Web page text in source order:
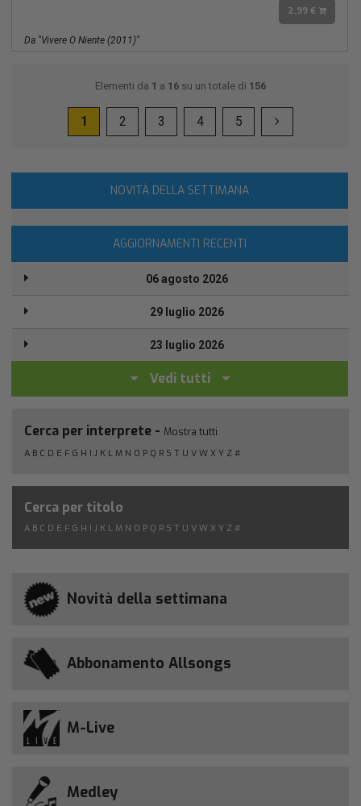
2,99 €
Da "vivere O Niente (2011)"
Elementi da 1 a 16 su un totale di 156
1 2 3 4 5
NOVITÀ DELLA SETTIMANA
AGGIORNAMENTI RECENTI
06 agosto 2026
29 luglio 2026
23 luglio 2026
Vedi tutti
Cerca per interprete - Mostra tutti
A B C D E F G H I J K L M N O P Q R S T U V W X Y Z #
Cerca per titolo
A B C D E F G H I J K L M N O P Q R S T U V W X Y Z #
Novità della settimana
Abbonamento Allsongs
M-Live
Medley